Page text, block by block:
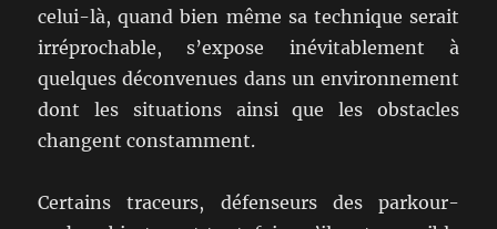
celui-là, quand bien même sa technique serait
irréprochable, s’expose inévitablement à
quelques déconvenues dans un environnement
dont les situations ainsi que les obstacles
changent constamment.
Certains traceurs, défenseurs des parkour-